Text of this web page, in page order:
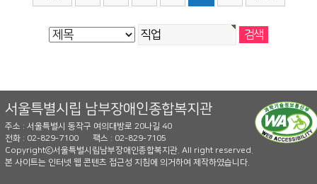
서울특별시립 남부장애인종합복지관
주소 : 서울특별시 동작구 여의대방로 20나길 40
전화 : 02-829-7100
팩스 : 02-829-7105
Copyrightⓒ서울특별시립남부장애인종합복지관. All right reserved.
본 사이트는 인터넷 웹 콘텐츠 접근성 지침에 의거하여 제작하였습니다.